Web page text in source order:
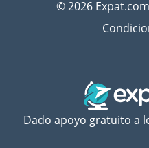
© 2026
Dado apoyo gratuito a